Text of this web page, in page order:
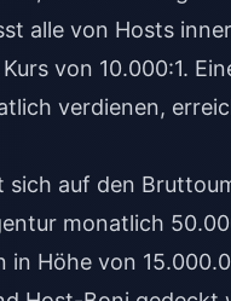
alle von Hosts
von 10.000:1.
verdienen,
sich auf den
monatlich
in Höhe von